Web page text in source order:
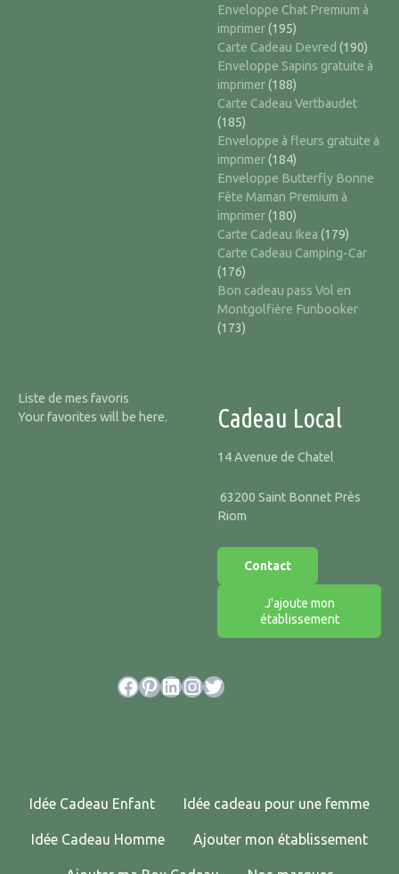
Enveloppe Chat Premium à
imprimer(195)
Carte Cadeau Devred (190)
Enveloppe Sapins gratuite à
imprimer(188)
Carte Cadeau Vertbaudet
(185)
Enveloppe à fleurs gratuite à
imprimer(184)
Enveloppe Butterfly Bonne
Fête Maman Premium à
imprimer(180)
Carte Cadeau Ikea (179)
Carte Cadeau Camping-Car
(176)
Bon cadeau pass Vol en
Montgolfière Funbooker
(173)
Liste de mes favoris
Your favorites will be here.
Cadeau Local
14 Avenue de Chatel
63200 Saint Bonnet Près
Riom
Contact
J'ajoute mon
établissement
Facebook Pinterest LinkedIn InstagramTwitter
Idée Cadeau Enfant Idée cadeau pour une femme
Idée Cadeau Homme Ajouter mon établissement